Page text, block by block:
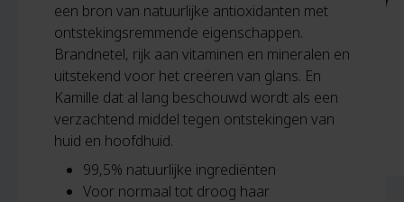
een bron van natuurlijke antioxidanten met
ontstekingsremmende eigenschappen.
Brandnetel, rijk aan vitaminen en mineralen en
uitstekend voor het creëren van glans. En
Kamille dat al lang beschouwd wordt als een
verzachtend middel tegen ontstekingen van
huid en hoofdhuid.
99,5% natuurlijke ingrediënten
Voor normaal tot droog haar